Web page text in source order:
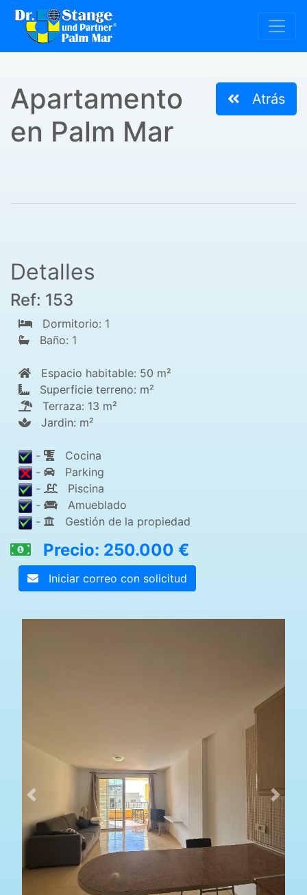
Atrás
Apartamento
en Palm Mar
Detalles
Ref: 153
Dormitorio: 1
Baño: 1
Espacio habitable: 50 m²
Superficie terreno: m²
Terraza: 13 m²
Jardin: m²
-
Cocina
-
Parking
-
Piscina
-
Amueblado
-
Gestión de la propiedad
Precio: 250.000 €
Iniciar correo con solicitud
Previous Next